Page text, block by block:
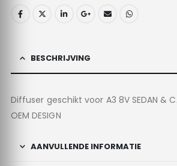
BESCHRIJVING
Diffuser geschikt voor A3 8V SEDAN &
OEM DESIGN
AANVULLENDE INFORMATIE